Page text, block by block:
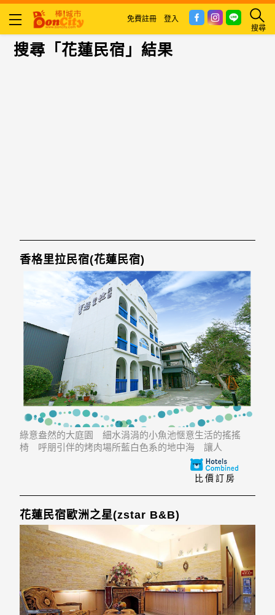
搜尋
免費註冊 登入
搜尋「花蓮民宿」結果
香格里拉民宿(花蓮民宿)
綠意盎然的大庭園 細水涓涓的小魚池愜意生活的搖搖
椅 呼朋引伴的烤肉場所藍白色系的地中海 讓人
比價訂房
花蓮民宿歐洲之星(zstar B&B)